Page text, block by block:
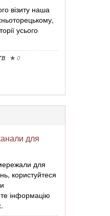
візиту наша
усього
0
для
для
користуйтеся
інформацію